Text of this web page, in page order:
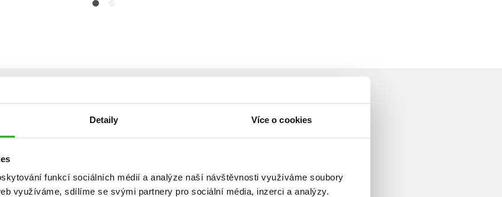
Detaily Více o cookies
funkcí sociálních médií a analýze naší návštěvnosti využíváme soubory
využíváme, sdílíme se svými partnery pro sociální média, inzerci a analýzy.
hodnocení
recenzi mohou vkládat pouze registrovaní uživatelé
Přihlásit